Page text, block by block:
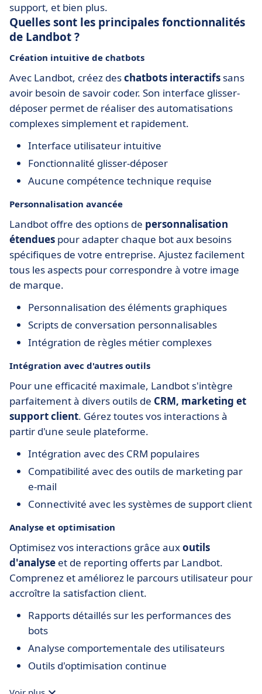
support, et bien plus.
Quelles sont les principales fonctionnalités
de Landbot ?
Création intuitive de chatbots
Avec Landbot, créez deschatbots interactifs sans
avoir besoin de savoir coder. Son interface glisser-
déposer permet de réaliser des automatisations
complexes simplement et rapidement.
Interface utilisateur intuitive
Fonctionnalité glisser-déposer
Aucune compétence technique requise
Personnalisation avancée
Landbot offre des options de personnalisation
étendues pour adapter chaque bot aux besoins
spécifiques de votre entreprise. Ajustez facilement
tous les aspects pour correspondre à votre image
de marque.
Personnalisation des éléments graphiques
Scripts de conversation personnalisables
Intégration de règles métier complexes
Intégration avec d'autres outils
Pour une efficacité maximale, Landbot s'intègre
parfaitement à divers outils de CRM, marketing et
support client. Gérez toutes vos interactions à
partir d'une seule plateforme.
Intégration avec des CRM populaires
Compatibilité avec des outils de marketing par
e-mail
Connectivité avec les systèmes de support client
Analyse et optimisation
Optimisez vos interactions grâce auxoutils
d'analyse et de reporting offerts par Landbot.
Comprenez et améliorez le parcours utilisateur pour
accroître la satisfaction client.
Rapports détaillés sur les performances des
bots
Analyse comportementale des utilisateurs
Outils d'optimisation continue